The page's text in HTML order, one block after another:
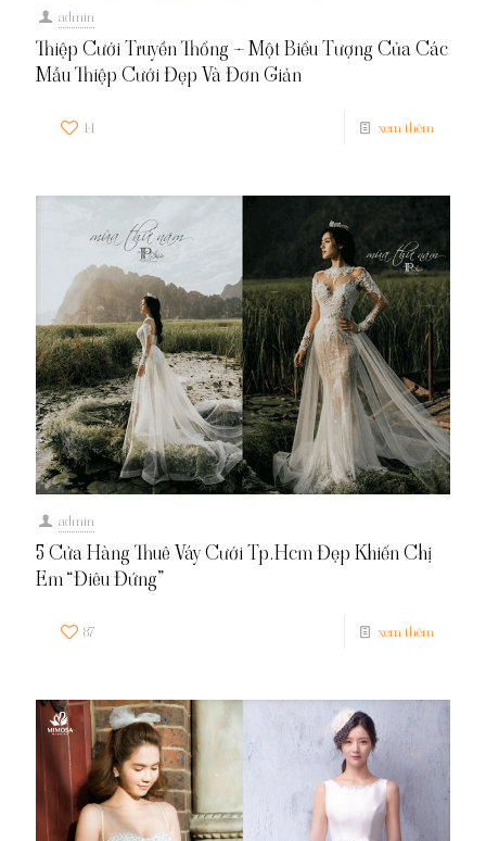
admin
Thiệp Cưới Truyền Thống – Một Biểu Tượng Của Các
Mẫu Thiệp Cưới Đẹp Và Đơn Giản
14 xem thêm
admin
5 Cửa Hàng Thuê Váy Cưới Tp.Hcm Đẹp Khiến Chị
Em “Điêu Đứng”
87 xem thêm